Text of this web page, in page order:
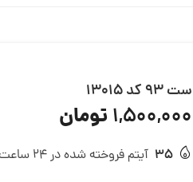
ست 93 کد 13015
1,500,000 تومان
35 آیتم فروخته شده در 24 ساعت